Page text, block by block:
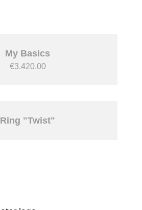
My Basics
€3.420,00
Ring "Twist"